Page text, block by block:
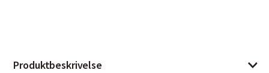
Produktbeskrivelse